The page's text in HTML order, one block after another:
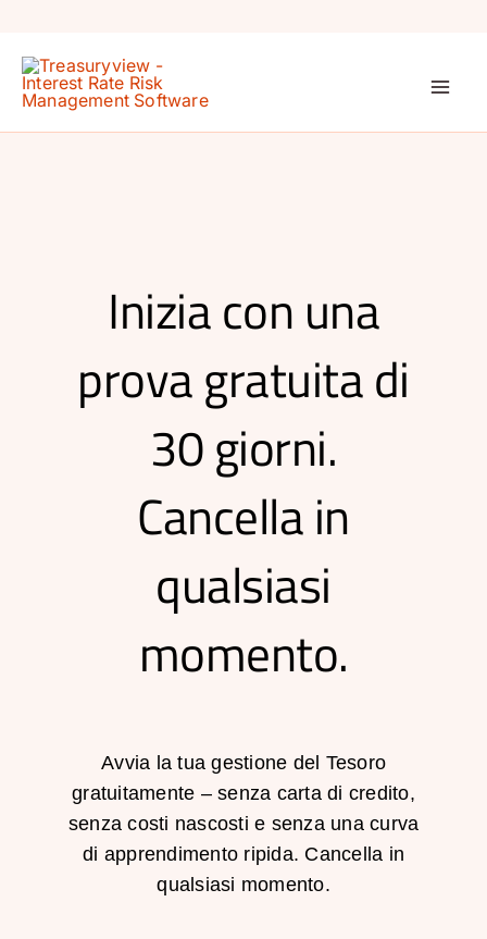
contenuto
Inizia con una
prova gratuita di
30 giorni.
Cancella in
qualsiasi
momento.
Avvia la tua gestione del Tesoro
gratuitamente – senza carta di credito,
senza costi nascosti e senza una curva
di apprendimento ripida. Cancella in
qualsiasi momento.